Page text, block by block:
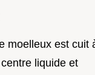
moelleux est cuit
liquide et